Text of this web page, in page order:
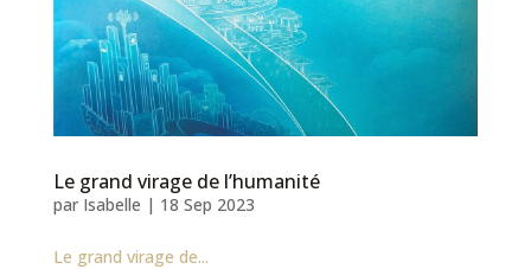
Le grand virage de l’humanité
par Isabelle | 18 Sep 2023
Le grand virage de...